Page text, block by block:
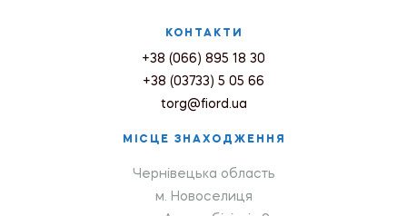
КОНТАКТИ
+38 (066) 895 18 30
+38 (03733) 5 05 66
torg@fiord.ua
МІСЦЕ ЗНАХОДЖЕННЯ
Чернівецька область
м. Новоселиця